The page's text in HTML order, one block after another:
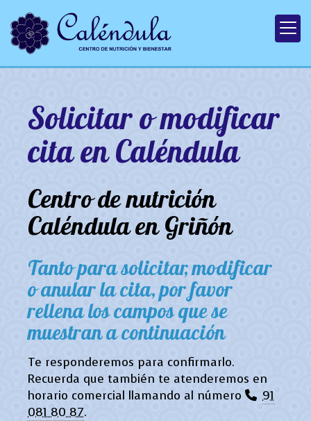
Solicitar o modificar
cita en Caléndula
Centro de nutrición
Caléndula en Griñón
Tanto para solicitar, modificar
o anular la cita, por favor
rellena los campos que se
muestran a continuación
Te responderemos para confirmarlo.
Recuerda que también te atenderemos en
horario comercial llamando al número
91
081 80 87.